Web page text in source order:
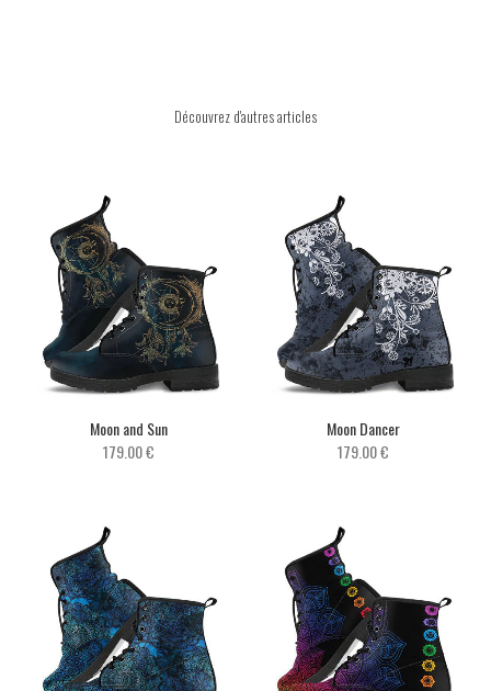
Découvrez d'autres articles
Moon and Sun
179.00 €
Moon Dancer
179.00 €